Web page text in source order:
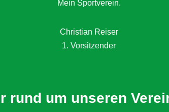
Mein Sportverein.
Christian Reiser
1. Vorsitzender
rund um unseren